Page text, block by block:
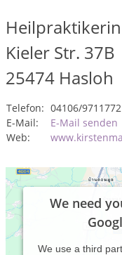
Kieler Str. 37B
25474 Hasloh
Telefon: 04106/9711772
E-Mail:
E-Mail senden
Web:
We need
We use a third